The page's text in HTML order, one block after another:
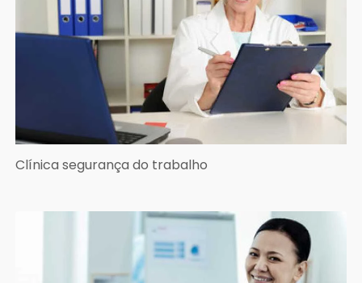
Clínica segurança do trabalho